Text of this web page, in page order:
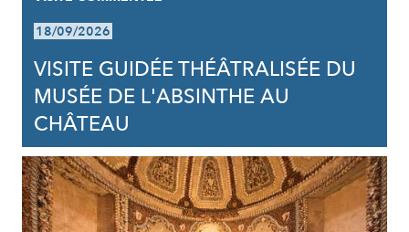
18/09/2026
VISITE GUIDÉE THÉÂTRALISÉE DU
MUSÉE DE L'ABSINTHE AU
CHÂTEAU